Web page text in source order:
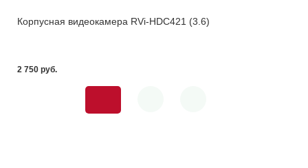
Корпусная видеокамера RVi-HDC421 (3.6)
2 750 pуб.